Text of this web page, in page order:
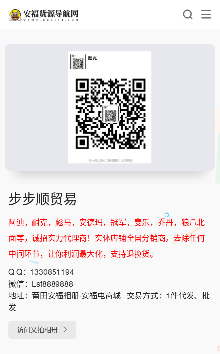
步步顺贸易
阿迪，耐克，彪马，安德玛，冠军，斐乐，乔丹，狼爪北
面等，诚招实力代理商！实体店铺全国分销商。去除任何
中间环节，让你利润最大化，支持退换货。
Q Q： 1330851194
微信： Lsf8889888
地址： 莆田安福相册-安福电商城 交易方式： 1件代发、批
发
访问又拍相册